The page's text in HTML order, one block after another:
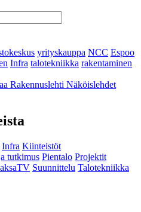
yrityskauppa NCC Espoo
Infra talotekniikka rakentaminen
Rakennuslehti Näköislehdet
Infra Kiinteistöt
tutkimus Pientalo Projektit
Suunnittelu Talotekniikka